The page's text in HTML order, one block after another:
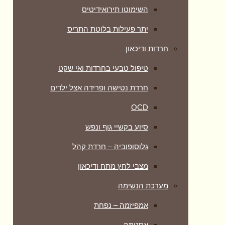
השימוטו תירואידיטיס
יתר פעילות בלוטת התריס
חרדות ודיכאון
טיפול טבעי בחרדות ואי שקט
חרדת נטישה ופרידה אצל ילדים
OCD
סיוע בקשיי גוף ונפש
גלוסופוביה – חרדת קהל
מצבי לחץ מתח ודיכאון
מערכת הנשימה
אמפיזמה – נפחת